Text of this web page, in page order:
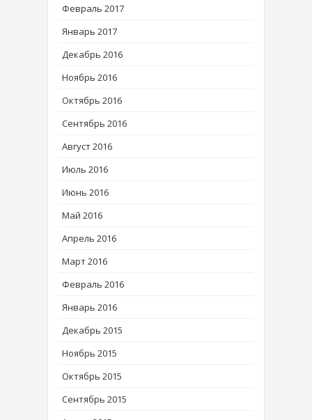
Февраль 2017
Январь 2017
Декабрь 2016
Ноябрь 2016
Октябрь 2016
Сентябрь 2016
Август 2016
Июль 2016
Июнь 2016
Май 2016
Апрель 2016
Март 2016
Февраль 2016
Январь 2016
Декабрь 2015
Ноябрь 2015
Октябрь 2015
Сентябрь 2015